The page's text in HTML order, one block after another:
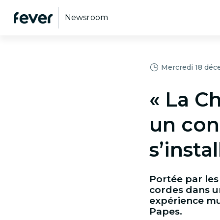
Newsroom
Mercredi 18
« La
un
Portée par
cordes dans
expérience
Papes.